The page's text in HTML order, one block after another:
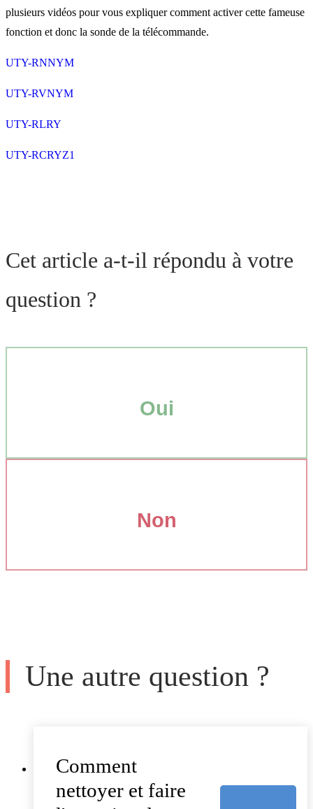
plusieurs vidéos pour vous expliquer comment activer cette fameuse
fonction et donc la sonde de la télécommande.
UTY-RNNYM
UTY-RVNYM
UTY-RLRY
UTY-RCRYZ1
Cet article a-t-il répondu à votre
question ?
Oui
Non
Une autre question ?
Comment
nettoyer et faire